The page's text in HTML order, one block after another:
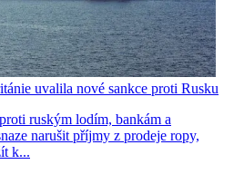
uvalila nové sankce proti Rusku
ruským lodím, bankám a
narušit příjmy z prodeje ropy,
k...